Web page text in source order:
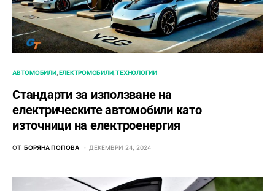
АВТОМОБИЛИ ЕЛЕКТРОМОБИЛИ ТЕХНОЛОГИИ
Стандарти за използване на
електрическите автомобили като
източници на електроенергия
ОТ БОРЯНА ПОПОВА ДЕКЕМВРИ 24, 2024